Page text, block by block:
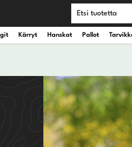
Irtomailat
Hybridit
Vedenpitävät kantobägit
Vedenpitävät kärrybägit
Kärryt
lisävarusteet
lisävarusteet
Hanskat
hanskat
Pallot